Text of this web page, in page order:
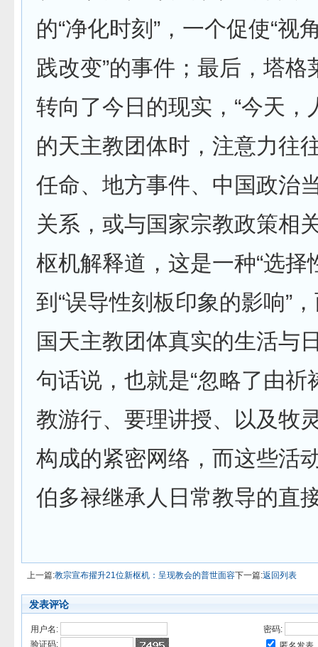
的“净化时刻”，一个促使“视
践改变”的事件；最后，塔格
转向了今日的现实，“今天，
的天主教团体时，注意力往
任命、地方事件、中国政治
关系，或与国家宗教政策相
枢机解释道，这是一种“选择
到“误导性刻板印象的影响”
国天主教团体真实的生活与
句话说，也就是“忽略了由祈
教游行、要理讲授、以及牧
构成的紧密网络，而这些活
伯多禄继承人日常教导的直
上一篇:教宗宣布擢升21位新枢机：呈现教会的普世面容下一篇:返回列表
发表评论
用户名:
密码:
验证码: